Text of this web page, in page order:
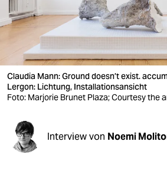
nord
wahrheit
verlag
verlag
shop
fragen & hilfe
Claudia Mann: Ground doesn’t exist.
Lergon: Lichtung, Installationsansicht
Foto: Marjorie Brunet Plaza; Courtesy the
Interview von Noemi